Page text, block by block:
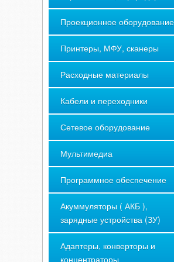
Проекционное оборудование
Принтеры, МФУ, сканеры
Расходные материалы
Кабели и переходники
Сетевое оборудование
Мультимедиа
Программное обеспечение
Акуммуляторы ( АКБ ),
зарядные устройства (ЗУ)
Адаптеры, конверторы и
концентраторы